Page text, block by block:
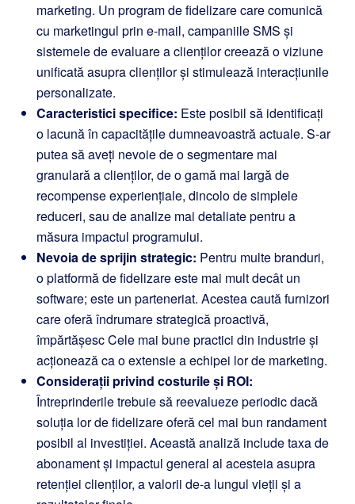
marketing. Un program de fidelizare care comunică
cu marketingul prin e-mail, campaniile SMS și
sistemele de evaluare a clienților creează o viziune
unificată asupra clienților și stimulează interacțiunile
personalizate.
Caracteristici specifice: Este posibil să identificați
o lacună în capacitățile dumneavoastră actuale. S-ar
putea să aveți nevoie de o segmentare mai
granulară a clienților, de o gamă mai largă de
recompense experiențiale, dincolo de simplele
reduceri, sau de analize mai detaliate pentru a
măsura impactul programului.
Nevoia de sprijin strategic: Pentru multe branduri,
o platformă de fidelizare este mai mult decât un
software; este un parteneriat. Acestea caută furnizori
care oferă îndrumare strategică proactivă,
împărtășesc Cele mai bune practici din industrie și
acționează ca o extensie a echipei lor de marketing.
Considerații privind costurile și ROI:
Întreprinderile trebuie să reevalueze periodic dacă
soluția lor de fidelizare oferă cel mai bun randament
posibil al investiției. Această analiză include taxa de
abonament și impactul general al acesteia asupra
retenției clienților, a valorii de-a lungul vieții și a